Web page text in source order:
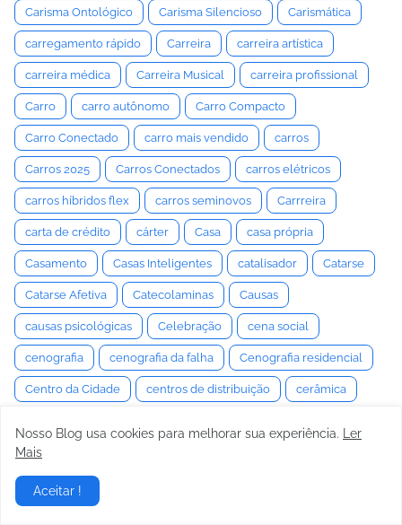
Carisma Ontológico Carisma Silencioso Carismática
carregamento rápido Carreira carreira artística
carreira médica Carreira Musical carreira profissional
Carro carro autônomo Carro Compacto
Carro Conectado carro mais vendido carros
Carros 2025 Carros Conectados carros elétricos
carros híbridos flex carros seminovos Carrreira
carta de crédito cárter Casa casa própria
Casamento Casas Inteligentes catalisador Catarse
Catarse Afetiva Catecolaminas Causas
causas psicológicas Celebração cena social
cenografia cenografia da falha Cenografia residencial
Centro da Cidade centros de distribuição cerâmica
Certificação Veicular
Chantagem
Nosso Blog usa cookies para melhorar sua experiência.
Ler
Mais
Aceitar !